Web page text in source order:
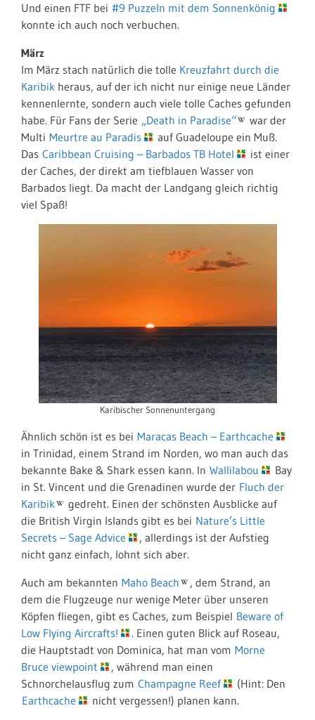
Und einen FTF bei #9 Puzzeln mit dem Sonnenkönig
konnte ich auch noch verbuchen.
März
Im März stach natürlich die tolle Kreuzfahrt durch die
Karibik heraus, auf der ich nicht nur einige neue Länder
kennenlernte, sondern auch viele tolle Caches gefunden
habe. Für Fans der Serie „Death in Paradise“
war der
Multi Meurtre au Paradis
auf Guadeloupe ein Muß.
Das Caribbean Cruising – Barbados TB Hotel
ist einer
der Caches, der direkt am tiefblauen Wasser von
Barbados liegt. Da macht der Landgang gleich richtig
viel Spaß!
Karibischer Sonnenuntergang
Ähnlich schön ist es bei Maracas Beach – Earthcache
in Trinidad, einem Strand im Norden, wo man auch das
bekannte Bake & Shark essen kann. In Wallilabou
Bay
in St. Vincent und die Grenadinen wurde der Fluch der
Karibik
gedreht. Einen der schönsten Ausblicke auf
die British Virgin Islands gibt es bei Nature’s Little
Secrets – Sage Advice
, allerdings ist der Aufstieg
nicht ganz einfach, lohnt sich aber.
Auch am bekannten Maho Beach
, dem Strand, an
dem die Flugzeuge nur wenige Meter über unseren
Köpfen fliegen, gibt es Caches, zum Beispiel Beware of
Low Flying Aircrafts!
. Einen guten Blick auf Roseau,
die Hauptstadt von Dominica, hat man vom Morne
Bruce viewpoint
, während man einen
Schnorchelausflug zum Champagne Reef
(Hint: Den
Earthcache
nicht vergessen!) planen kann.